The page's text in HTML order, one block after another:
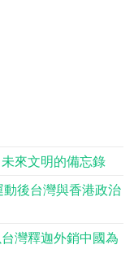
來文明的備忘錄
後台灣與香港政治
灣釋迦外銷中國為